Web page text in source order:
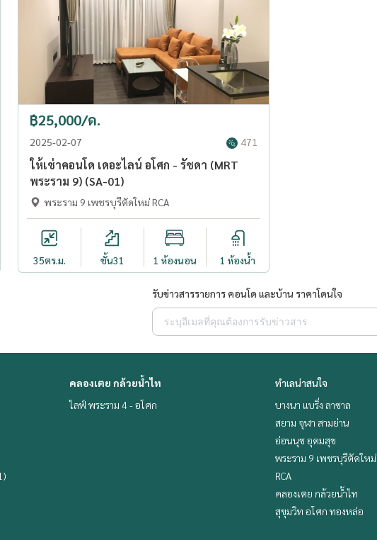
฿25,000/ด.
2025-02-07 471
ให้เช่าคอนโด เดอะไลน์ อโศก - รัชดา (MRT
พระราม 9) (SA-01)
พระราม 9 เพชรบุรีตัดใหม่ RCA
35ตร.ม. ชั้น31 1 ห้องนอน 1 ห้องน้ำ
รับข่าวสารรายการ คอนโด และบ้าน ราคาโดนใจ
คลองเตย กล้วยน้ำไท
ไลฟ์ พระราม 4 - อโศก
ทำเลน่าสนใจ
บางนา แบริ่ง ลาซาล
สยาม จุฬา สามย่าน
อ่อนนุช อุดมสุข
พระราม 9 เพชรบุรีตัดใหม่
RCA
คลองเตย กล้วยน้ำไท
สุขุมวิท อโศก ทองหล่อ